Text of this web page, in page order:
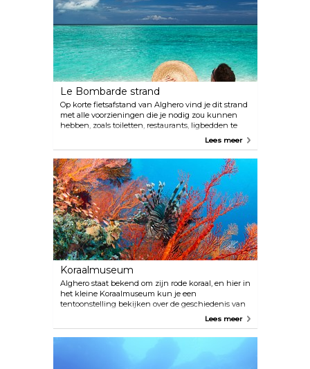
Le Bombarde strand
Op korte fietsafstand van Alghero vind je dit strand
met alle voorzieningen die je nodig zou kunnen
hebben, zoals toiletten, restaurants, ligbedden te
huur en tal van sporten en activiteiten. Je kunt hier
Lees meer
Koraalmuseum
Alghero staat bekend om zijn rode koraal, en hier in
het kleine Koraalmuseum kun je een
tentoonstelling bekijken over de geschiedenis van
de oude traditie waar ze deze waterplanten
maken van unieke sieraden die je overal op het
Lees meer